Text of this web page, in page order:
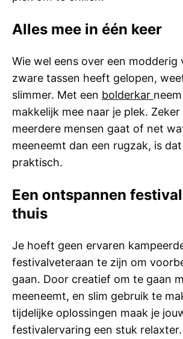
Alles mee in één keer
Wie wel eens over een modderig
zware tassen heeft gelopen,
slimmer. Met een bolderkar
makkelijk mee naar je plek. Zeker
meerdere mensen gaat of net
meeneemt dan een rugzak, is
praktisch.
Een ontspannen
thuis
Je hoeft geen ervaren
festivalveteraan te zijn om
gaan. Door creatief om te gaan
meeneemt, en slim gebruik te
tijdelijke oplossingen maak je
festivalervaring een stuk